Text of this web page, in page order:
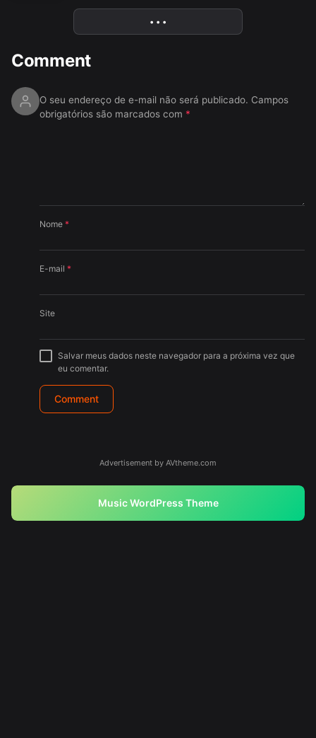
• • •More
Comment
O seu endereço de e-mail não será publicado. Campos
obrigatórios são marcados com *
Nome *
E-mail *
Site
Salvar meus dados neste navegador para a próxima vez que
eu comentar.
Advertisement by AVtheme.com
Music WordPress Theme